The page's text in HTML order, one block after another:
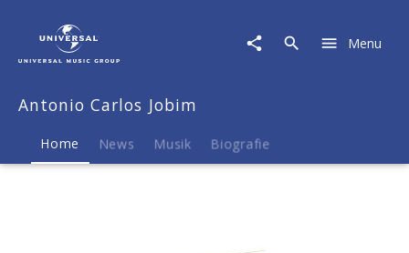
Menu
Antonio Carlos Jobim
Home News Musik Biografie